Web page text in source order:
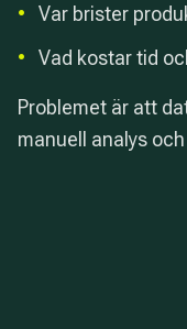
•
Var brister
•
Vad kostar tid
Problemet är att
manuell analys